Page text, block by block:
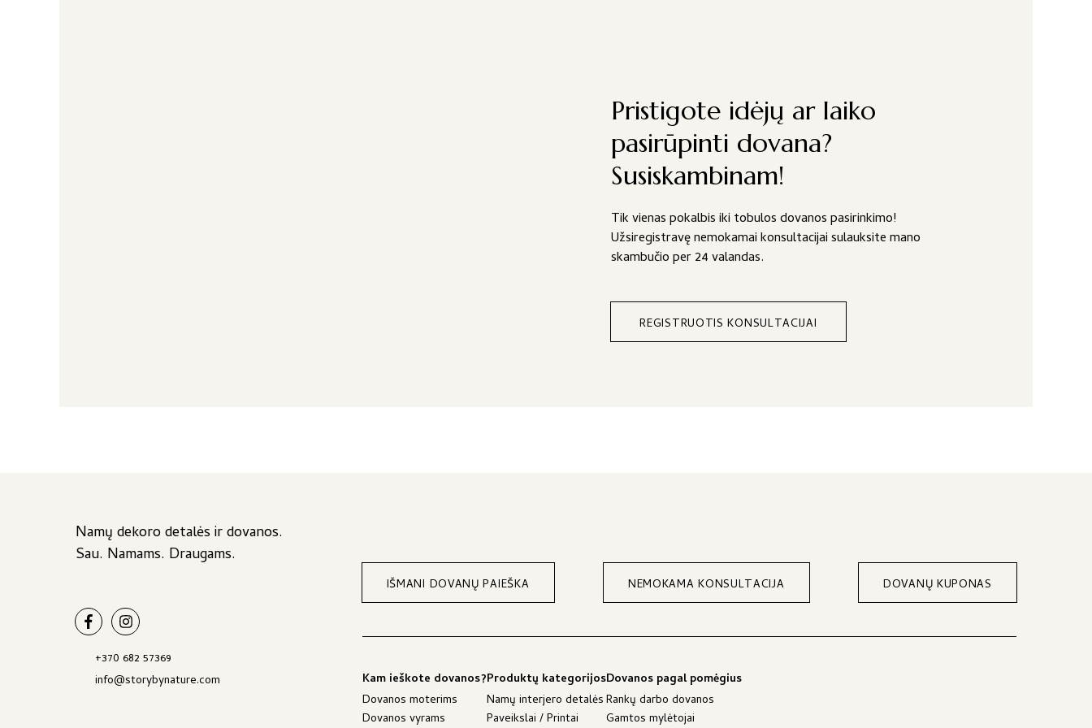
Pristigote idėjų ar laiko
pasirūpinti dovana?
Susiskambinam!
Tik vienas pokalbis iki tobulos dovanos pasirinkimo!
Užsiregistravę nemokamai konsultacijai sulauksite mano
skambučio per 24 valandas.
REGISTRUOTIS KONSULTACIJAI
Namų dekoro detalės ir dovanos.
Sau. Namams. Draugams.
+370 682 57369
info@storybynature.com
IŠMANI DOVANŲ PAIEŠKA NEMOKAMA KONSULTACIJA DOVANŲ KUPONAS
Kam ieškote dovanos?
Dovanos moterims
Dovanos vyrams
Produktų kategorijos
Namų interjero detalės
Paveikslai / Printai
Dovanos pagal pomėgius
Rankų darbo dovanos
Gamtos mylėtojai